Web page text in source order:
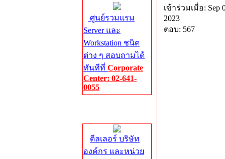
ศูนย์รวมแรม
Server และ
Workstation ชนิด
ต่าง ๆ สอบถามได้
ทันทีที่ Corporate
Center: 02-641-
0055
ดีลเลอร์ บริษัท
องค์กร และหน่วย
เข้าร่วมเมื่อ: Sep
2023
ตอบ: 567